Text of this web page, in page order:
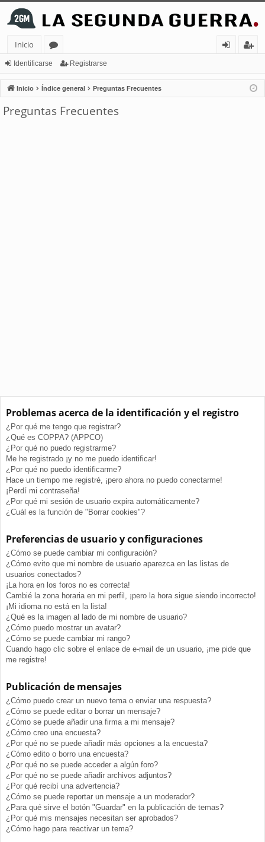
Inicio
or
os
nt
ifi
ist
ra
Identificarse Registrarse
Inicio Índice general Preguntas Frecuentes
Preguntas Frecuentes
Problemas acerca de la identificación y el registro
¿Por qué me tengo que registrar?
¿Qué es COPPA? (APPCO)
¿Por qué no puedo registrarme?
Me he registrado ¡y no me puedo identificar!
¿Por qué no puedo identificarme?
Hace un tiempo me registré, ¡pero ahora no puedo conectarme!
¡Perdí mi contraseña!
¿Por qué mi sesión de usuario expira automáticamente?
¿Cuál es la función de "Borrar cookies"?
Preferencias de usuario y configuraciones
¿Cómo se puede cambiar mi configuración?
¿Cómo evito que mi nombre de usuario aparezca en las listas de
usuarios conectados?
¡La hora en los foros no es correcta!
Cambié la zona horaria en mi perfil, ¡pero la hora sigue siendo incorrecto!
¡Mi idioma no está en la lista!
¿Qué es la imagen al lado de mi nombre de usuario?
¿Cómo puedo mostrar un avatar?
¿Cómo se puede cambiar mi rango?
Cuando hago clic sobre el enlace de e-mail de un usuario, ¡me pide que
me registre!
Publicación de mensajes
¿Cómo puedo crear un nuevo tema o enviar una respuesta?
¿Cómo se puede editar o borrar un mensaje?
¿Cómo se puede añadir una firma a mi mensaje?
¿Cómo creo una encuesta?
¿Por qué no se puede añadir más opciones a la encuesta?
¿Cómo edito o borro una encuesta?
¿Por qué no se puede acceder a algún foro?
¿Por qué no se puede añadir archivos adjuntos?
¿Por qué recibí una advertencia?
¿Cómo se puede reportar un mensaje a un moderador?
¿Para qué sirve el botón "Guardar" en la publicación de temas?
¿Por qué mis mensajes necesitan ser aprobados?
¿Cómo hago para reactivar un tema?